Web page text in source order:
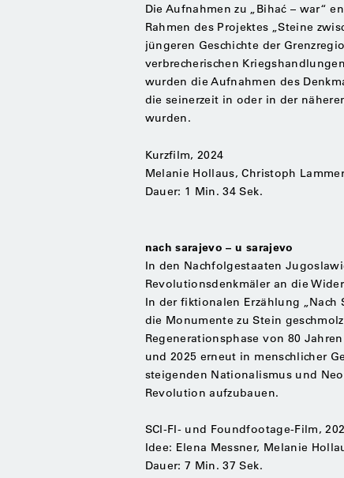
Die Aufnahmen zu „Bihać – war“
Rahmen des Projektes „Steine
jüngeren Geschichte der
verbrecherischen
wurden die Aufnahmen des
die seinerzeit in oder in der
wurden.
Kurzfilm, 2024
Melanie Hollaus, Christoph
Dauer: 1 Min. 34 Sek.
nach sarajevo – u sarajevo
In den Nachfolgestaaten
Revolutionsdenkmäler an die
In der fiktionalen Erzählung „Nach
die Monumente zu Stein
Regenerationsphase von 80
und 2025 erneut in menschlicher
steigenden Nationalismus und
Revolution aufzubauen.
SCI-FI- und Foundfootage-Film,
Idee: Elena Messner, Melanie
Dauer: 7 Min. 37 Sek.